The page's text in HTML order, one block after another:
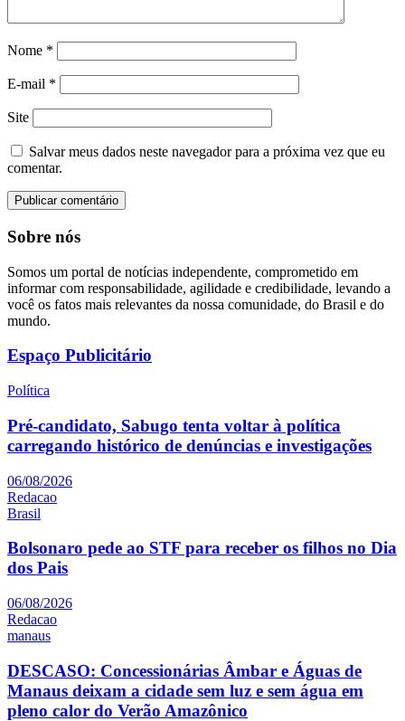
Nome *
E-mail *
Site
Salvar meus dados neste navegador para a próxima vez que eu
comentar.
Sobre nós
Somos um portal de notícias independente, comprometido em
informar com responsabilidade, agilidade e credibilidade, levando a
você os fatos mais relevantes da nossa comunidade, do Brasil e do
mundo.
Espaço Publicitário
Política
Pré-candidato, Sabugo tenta voltar à política
carregando histórico de denúncias e investigações
06/08/2026
Redacao
Brasil
Bolsonaro pede ao STF para receber os filhos no Dia
dos Pais
06/08/2026
Redacao
manaus
DESCASO: Concessionárias Âmbar e Águas de
Manaus deixam a cidade sem luz e sem água em
pleno calor do Verão Amazônico